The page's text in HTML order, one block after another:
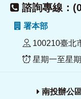
諮詢專線：
署本部
100210臺北
星期一至星
南投辦公